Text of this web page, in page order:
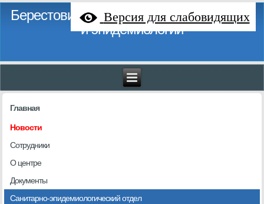
Версия для слабовидящих
Берестовицкий районный центр гигиены
и эпидемиологии
Главная
Новости
Сотрудники
О центре
Документы
Санитарно-эпидемиологический отдел